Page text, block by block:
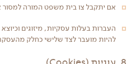
אם יתקבל צו בית משפט המורה למסור
העברות בעלות עסקיות, מיזוגים
להיות מועבר לצד שלישי כחלק